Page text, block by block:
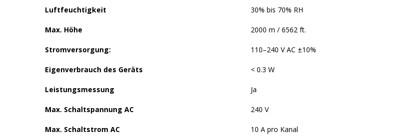
Luftfeuchtigkeit 30% bis 70% RH
Max. Höhe 2000 m / 6562 ft.
Stromversorgung: 110–240 V AC ±10%
Eigenverbrauch des Geräts < 0.3 W
Leistungsmessung Ja
Max. Schaltspannung AC 240 V
Max. Schaltstrom AC 10 A pro Kanal